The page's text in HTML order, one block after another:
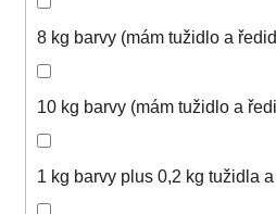
8 kg barvy (mám tužidlo a
10 kg barvy (mám tužidlo a
1 kg barvy plus 0,2 kg tužidla